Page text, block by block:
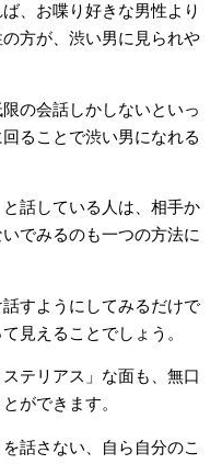
、お喋り好きな男性より
方が、渋い男に見られや
の会話しかしないといっ
ることで渋い男になれる
話している人は、相手か
でみるのも一つの方法に
すようにしてみるだけで
見えることでしょう。
テリアス」な面も、無口
ができます。
話さない、自ら自分のこ